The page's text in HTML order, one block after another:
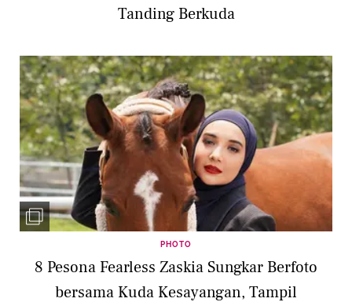
Tanding Berkuda
PHOTO
8 Pesona Fearless Zaskia Sungkar Berfoto
bersama Kuda Kesayangan, Tampil